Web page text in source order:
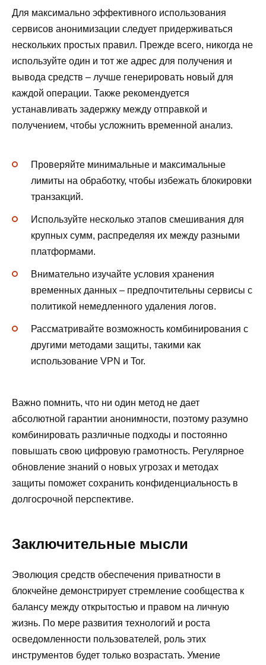
Для максимально эффективного использования
сервисов анонимизации следует придерживаться
нескольких простых правил. Прежде всего, никогда не
используйте один и тот же адрес для получения и
вывода средств – лучше генерировать новый для
каждой операции. Также рекомендуется
устанавливать задержку между отправкой и
получением, чтобы усложнить временной анализ.
Проверяйте минимальные и максимальные
лимиты на обработку, чтобы избежать блокировки
транзакций.
Используйте несколько этапов смешивания для
крупных сумм, распределяя их между разными
платформами.
Внимательно изучайте условия хранения
временных данных – предпочтительны сервисы с
политикой немедленного удаления логов.
Рассматривайте возможность комбинирования с
другими методами защиты, такими как
использование VPN и Tor.
Важно помнить, что ни один метод не дает
абсолютной гарантии анонимности, поэтому разумно
комбинировать различные подходы и постоянно
повышать свою цифровую грамотность. Регулярное
обновление знаний о новых угрозах и методах
защиты поможет сохранить конфиденциальность в
долгосрочной перспективе.
Заключительные мысли
Эволюция средств обеспечения приватности в
блокчейне демонстрирует стремление сообщества к
балансу между открытостью и правом на личную
жизнь. По мере развития технологий и роста
осведомленности пользователей, роль этих
инструментов будет только возрастать. Умение